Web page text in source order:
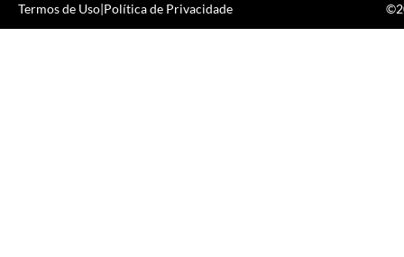
Termos de Uso|Política de Privacidade